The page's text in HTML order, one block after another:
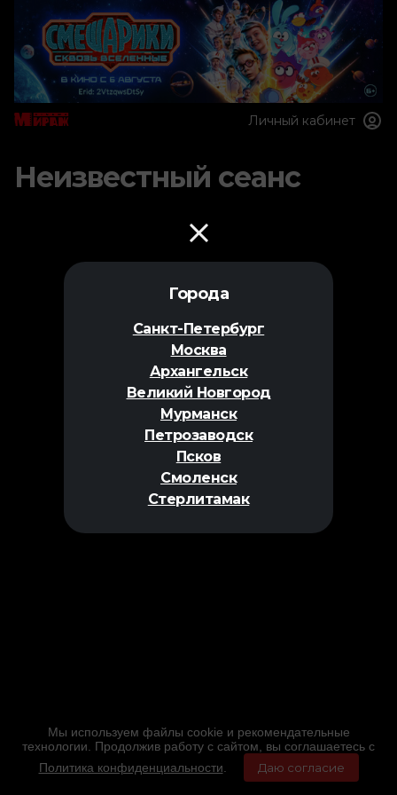
Города
Санкт-Петербург
Москва
Архангельск
Великий Новгород
Мурманск
Петрозаводск
Псков
Смоленск
Стерлитамак
Личный кабинет
Неизвестный сеанс
Мы используем файлы cookie и рекомендательные
технологии. Продолжив работу с сайтом, вы соглашаетесь с
Политика конфиденциальности
Даю согласие